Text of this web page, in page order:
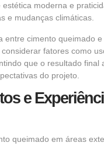
moderna e
e mudanças climáticas.
entre cimento queimado
fatores como
que o resultado final
do projeto.
e
queimado em áreas